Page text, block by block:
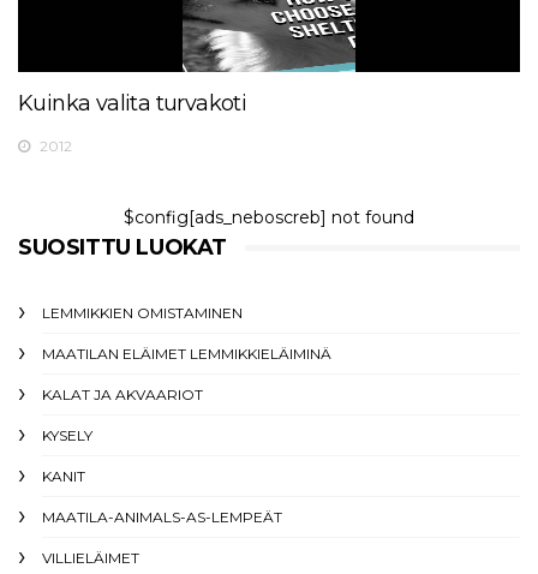
Kuinka valita turvakoti
2012
$config[ads_neboscreb] not found
SUOSITTU LUOKAT
LEMMIKKIEN OMISTAMINEN
MAATILAN ELÄIMET LEMMIKKIELÄIMINÄ
KALAT JA AKVAARIOT
KYSELY
KANIT
MAATILA-ANIMALS-AS-LEMPEÄT
VILLIELÄIMET